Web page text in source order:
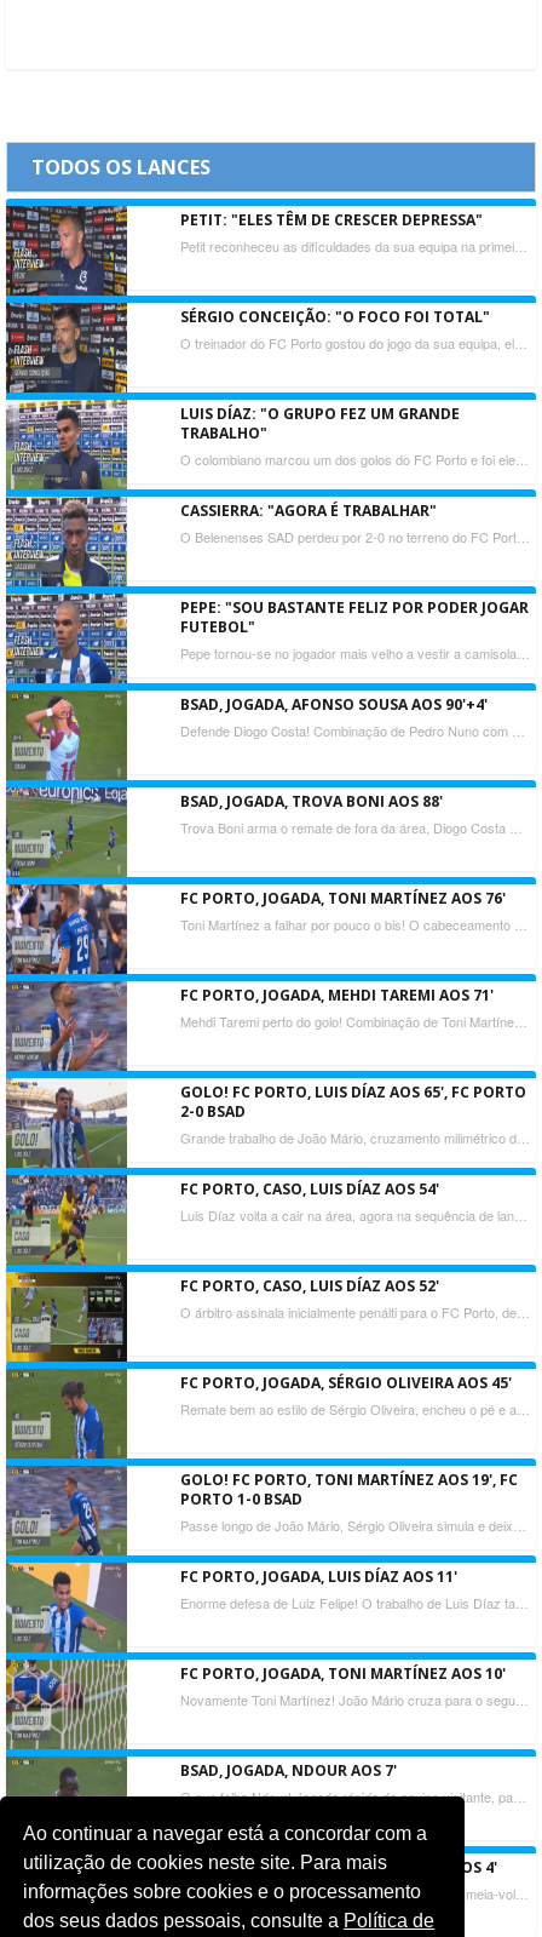
Ao continuar a navegar está a concordar com a
utilização de cookies neste site. Para mais
informações sobre cookies e o processamento
dos seus dados pessoais, consulte a Política de
TODOS OS LANCES
PETIT: "ELES TÊM DE CRESCER DEPRESSA"
SÉRGIO CONCEIÇÃO: "O FOCO FOI TOTAL"
LUIS DÍAZ: "O GRUPO FEZ UM GRANDE
TRABALHO"
CASSIERRA: "AGORA É TRABALHAR"
PEPE: "SOU BASTANTE FELIZ POR PODER JOGAR
FUTEBOL"
BSAD, JOGADA, AFONSO SOUSA AOS 90'+4'
BSAD, JOGADA, TROVA BONI AOS 88'
FC PORTO, JOGADA, TONI MARTÍNEZ AOS 76'
FC PORTO, JOGADA, MEHDI TAREMI AOS 71'
GOLO! FC PORTO, LUIS DÍAZ AOS 65', FC PORTO
2-0 BSAD
FC PORTO, CASO, LUIS DÍAZ AOS 54'
FC PORTO, CASO, LUIS DÍAZ AOS 52'
FC PORTO, JOGADA, SÉRGIO OLIVEIRA AOS 45'
GOLO! FC PORTO, TONI MARTÍNEZ AOS 19', FC
PORTO 1-0 BSAD
FC PORTO, JOGADA, LUIS DÍAZ AOS 11'
FC PORTO, JOGADA, TONI MARTÍNEZ AOS 10'
BSAD, JOGADA, NDOUR AOS 7'
FC PORTO, JOGADA, TONI MARTÍNEZ AOS 4'